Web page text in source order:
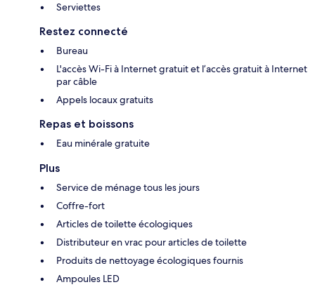
Serviettes
Restez connecté
Bureau
L'accès Wi-Fi à Internet gratuit et l’accès gratuit à Internet
par câble
Appels locaux gratuits
Repas et boissons
Eau minérale gratuite
Plus
Service de ménage tous les jours
Coffre-fort
Articles de toilette écologiques
Distributeur en vrac pour articles de toilette
Produits de nettoyage écologiques fournis
Ampoules LED